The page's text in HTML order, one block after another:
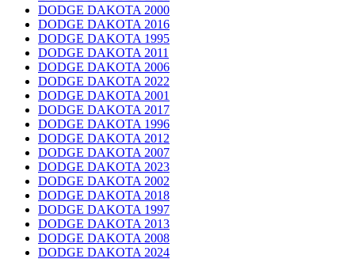
DODGE DAKOTA 2000
DODGE DAKOTA 2016
DODGE DAKOTA 1995
DODGE DAKOTA 2011
DODGE DAKOTA 2006
DODGE DAKOTA 2022
DODGE DAKOTA 2001
DODGE DAKOTA 2017
DODGE DAKOTA 1996
DODGE DAKOTA 2012
DODGE DAKOTA 2007
DODGE DAKOTA 2023
DODGE DAKOTA 2002
DODGE DAKOTA 2018
DODGE DAKOTA 1997
DODGE DAKOTA 2013
DODGE DAKOTA 2008
DODGE DAKOTA 2024